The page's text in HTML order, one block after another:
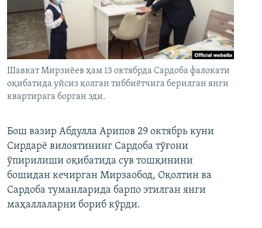
Шавкат Мирзиëев ҳам 13 октябрда Сардоба фалокати
оқибатида уйсиз қолган тиббиëтчига берилган янги
квартирага борган эди.
Бош вазир Абдулла Арипов 29 октябрь куни
Сирдарё вилоятининг Сардоба тўғони
ўпирилиши оқибатида сув тошқинини
бошидан кечирган Мирзаобод, Оқолтин ва
Сардоба туманларида барпо этилган янги
маҳаллаларни бориб кўрди.